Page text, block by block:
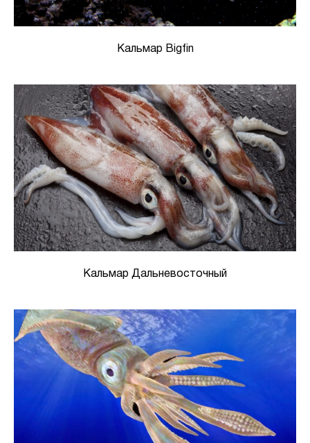
Кальмар Bigfin
Кальмар Дальневосточный